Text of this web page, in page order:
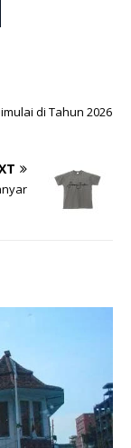
di Tahun 2026